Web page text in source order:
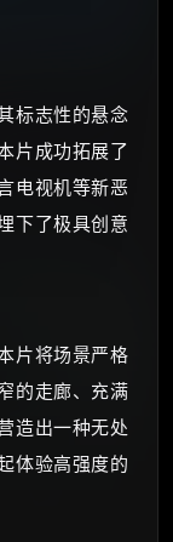
标志性的悬念
片成功拓展了
电视机等新恶
下了极具创意
片将场景严格
的走廊、充满
造出一种无处
体验高强度的